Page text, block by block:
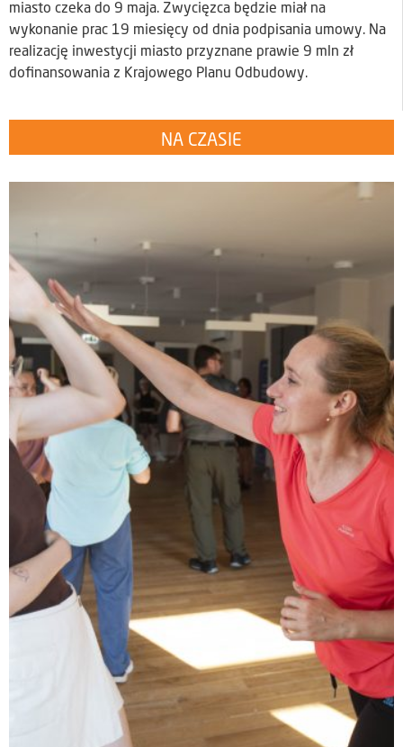
miasto czeka do 9 maja. Zwycięzca będzie miał na
wykonanie prac 19 miesięcy od dnia podpisania umowy. Na
realizację inwestycji miasto przyznane prawie 9 mln zł
dofinansowania z Krajowego Planu Odbudowy.
NA CZASIE